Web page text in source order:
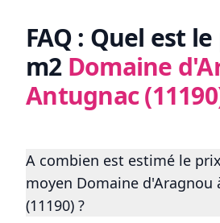
FAQ : Quel est
m2 Domaine
Antugnac
A combien est estimé le
moyen Domaine d'Aragnou
(11190) ?